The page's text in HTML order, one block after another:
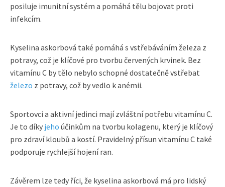
posiluje imunitní systém a pomáhá tělu bojovat proti
infekcím.
Kyselina askorbová také pomáhá s vstřebáváním železa z
potravy, což je klíčové pro tvorbu červených krvinek. Bez
vitamínu C by tělo nebylo schopné dostatečně vstřebat
železo z potravy, což by vedlo k anémii.
Sportovci a aktivní jedinci mají zvláštní potřebu vitamínu C.
Je to díky jeho účinkům na tvorbu kolagenu, který je klíčový
pro zdraví kloubů a kostí. Pravidelný přísun vitamínu C také
podporuje rychlejší hojení ran.
Závěrem lze tedy říci, že kyselina askorbová má pro lidský